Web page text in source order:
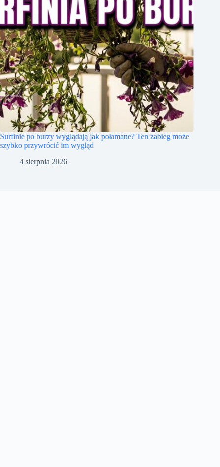
Surfinie po burzy wyglądają jak połamane? Ten zabieg może
szybko przywrócić im wygląd
4 sierpnia 2026